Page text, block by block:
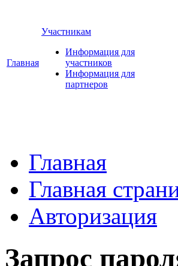
Главная
Участникам
Информация для
участников
Информация для
партнеров
Главная
Главная
Авторизация
Запрос